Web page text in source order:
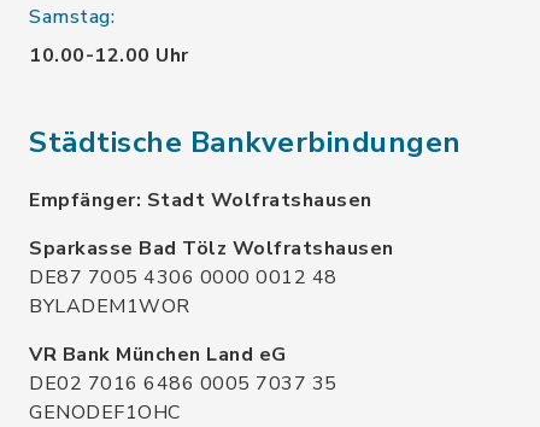
Samstag:
10.00-12.00 Uhr
Städtische Bankverbindungen
Empfänger: Stadt Wolfratshausen
Sparkasse Bad Tölz Wolfratshausen
DE87 7005 4306 0000 0012 48
BYLADEM1WOR
VR Bank München Land eG
DE02 7016 6486 0005 7037 35
GENODEF1OHC